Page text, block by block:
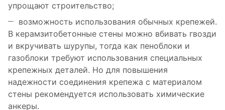
упрощают строительство;
возможность использования обычных крепежей.
В керамзитобетонные стены можно вбивать гвозди
и вкручивать шурупы, тогда как пеноблоки и
газоблоки требуют использования специальных
крепежных деталей. Но для повышения
надежности соединения крепежа с материалом
стены рекомендуется использовать химические
анкеры.